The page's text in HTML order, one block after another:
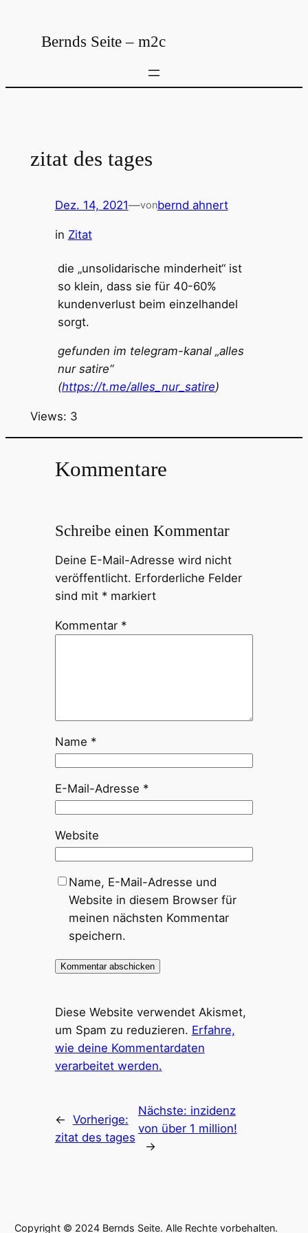
springenBernds Seite – m2c
zitat des tages
Dez. 14, 2021—vonbernd ahnert
in Zitat
die „unsolidarische minderheit“ ist
so klein, dass sie für 40-60%
kundenverlust beim einzelhandel
sorgt.
gefunden im telegram-kanal „alles
nur satire“
(https://t.me/alles_nur_satire)
Views: 3
Kommentare
Schreibe einen Kommentar
Deine E-Mail-Adresse wird nicht
veröffentlicht. Erforderliche Felder
sind mit *markiert
Kommentar *
Name *
E-Mail-Adresse *
Website
Name, E-Mail-Adresse und
Website in diesem Browser für
meinen nächsten Kommentar
speichern.
Diese Website verwendet Akismet,
um Spam zu reduzieren. Erfahre,
wie deine Kommentardaten
verarbeitet werden.
← Vorherige:
zitat des tages
Nächste: inzidenz
von über 1 million!
→
Copyright © 2024 Bernds Seite. Alle Rechte vorbehalten.